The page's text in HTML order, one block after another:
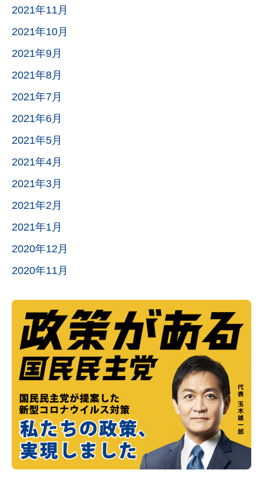
2021年11月
2021年10月
2021年9月
2021年8月
2021年7月
2021年6月
2021年5月
2021年4月
2021年3月
2021年2月
2021年1月
2020年12月
2020年11月